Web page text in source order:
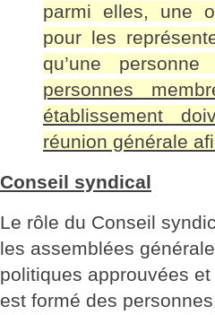
parmi elles, une
pour les
qu’une
personnes
établissement
réunion générale
Conseil syndical
Le rôle du Conseil
les assemblées
politiques approuvées
est formé des